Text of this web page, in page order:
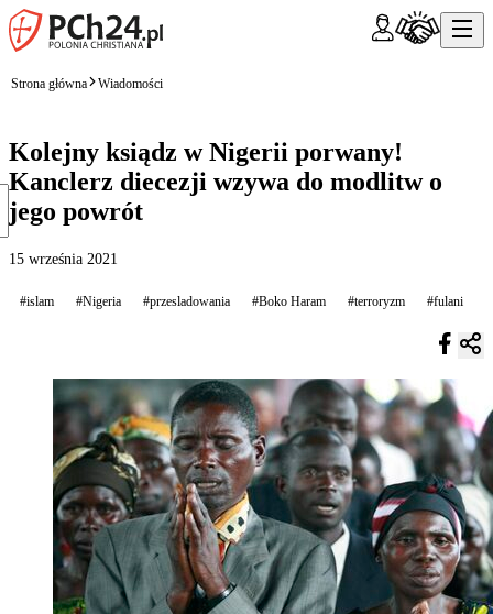
Strona główna Wiadomości
Kolejny ksiądz w Nigerii porwany!
Kanclerz diecezji wzywa do modlitw o
jego powrót
15 września 2021
#islam #Nigeria #przesladowania #Boko Haram #terroryzm #fulani